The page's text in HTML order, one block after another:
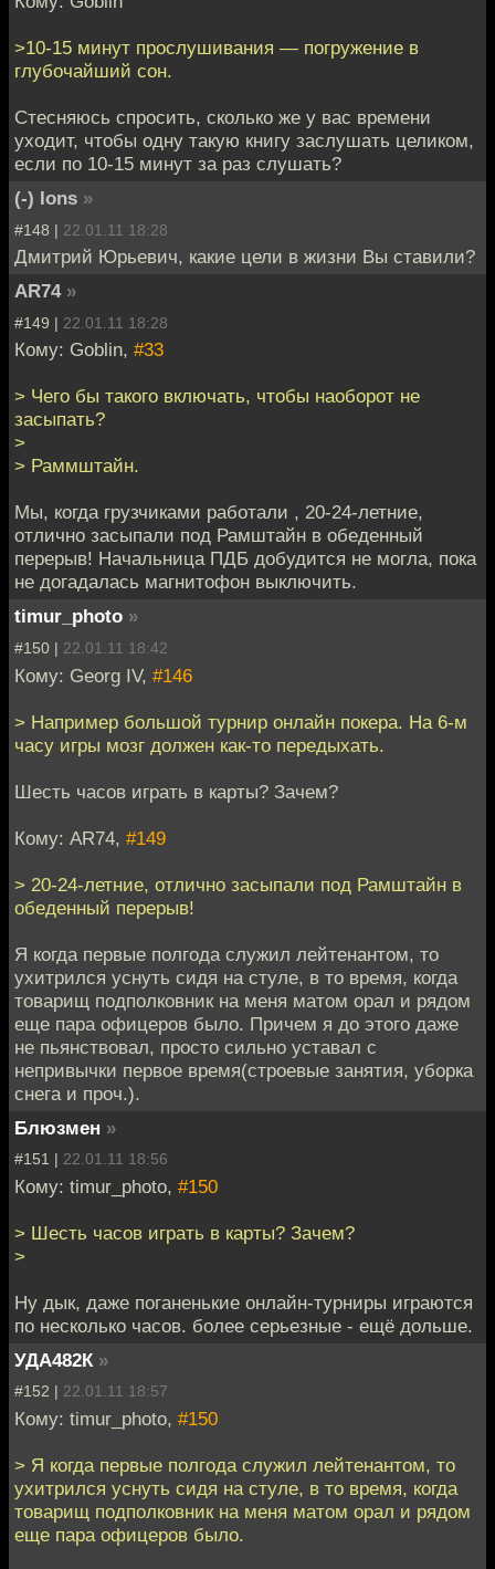
>10-15 минут прослушивания — погружение в
глубочайший сон.
Стесняюсь спросить, сколько же у вас времени
уходит, чтобы одну такую книгу заслушать целиком,
если по 10-15 минут за раз слушать?
(-) Ions »
#148 | 22.01.11 18:28
Дмитрий Юрьевич, какие цели в жизни Вы ставили?
AR74 »
#149 | 22.01.11 18:28
Кому: Goblin, #33
> Чего бы такого включать, чтобы наоборот не
засыпать?
>
> Раммштайн.
Мы, когда грузчиками работали , 20-24-летние,
отлично засыпали под Рамштайн в обеденный
перерыв! Начальница ПДБ добудится не могла, пока
не догадалась магнитофон выключить.
timur_photo »
#150 | 22.01.11 18:42
Кому: Georg IV, #146
> Например большой турнир онлайн покера. На 6-м
часу игры мозг должен как-то передыхать.
Шесть часов играть в карты? Зачем?
Кому: AR74, #149
> 20-24-летние, отлично засыпали под Рамштайн в
обеденный перерыв!
Я когда первые полгода служил лейтенантом, то
ухитрился уснуть сидя на стуле, в то время, когда
товарищ подполковник на меня матом орал и рядом
еще пара офицеров было. Причем я до этого даже
не пьянствовал, просто сильно уставал с
непривычки первое время(строевые занятия, уборка
снега и проч.).
Блюзмен »
#151 | 22.01.11 18:56
Кому: timur_photo, #150
> Шесть часов играть в карты? Зачем?
>
Ну дык, даже поганенькие онлайн-турниры играются
по несколько часов. более серьезные - ещё дольше.
УДА482К »
#152 | 22.01.11 18:57
Кому: timur_photo, #150
> Я когда первые полгода служил лейтенантом, то
ухитрился уснуть сидя на стуле, в то время, когда
товарищ подполковник на меня матом орал и рядом
еще пара офицеров было.